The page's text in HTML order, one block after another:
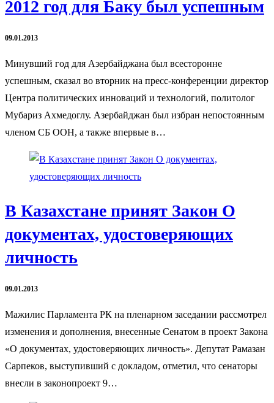
2012 год для Баку был успешным
09.01.2013
Минувший год для Азербайджана был всесторонне
успешным, сказал во вторник на пресс-конференции директор
Центра политических инноваций и технологий, политолог
Мубариз Ахмедоглу. Азербайджан был избран непостоянным
членом СБ ООН, а также впервые в…
В Казахстане принят Закон О
документах, удостоверяющих
личность
09.01.2013
Мажилис Парламента РК на пленарном заседании рассмотрел
изменения и дополнения, внесенные Сенатом в проект Закона
«О документах, удостоверяющих личность». Депутат Рамазан
Сарпеков, выступивший с докладом, отметил, что сенаторы
внесли в законопроект 9…